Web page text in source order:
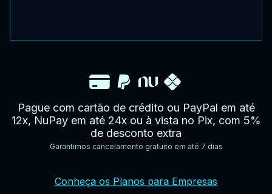
Pague com cartão de crédito ou PayPal em até
12x, NuPay em até 24x ou à vista no Pix, com 5%
de desconto extra
Garantimos cancelamento gratuito em até 7 dias
Conheça os Planos para Empresas
Play